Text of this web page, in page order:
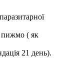
пижмо ( як
21 день).